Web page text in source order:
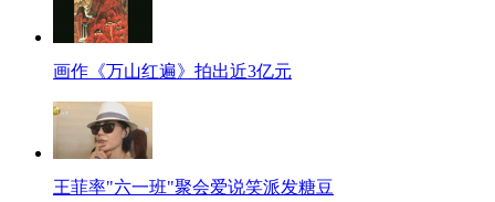
画作《万山红遍》拍出近3亿元
王菲率"六一班"聚会爱说笑派发糖豆